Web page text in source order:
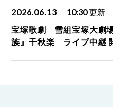
2026.06.13 10:30更新
宝塚歌劇 雪組宝塚大劇
族』千秋楽 ライブ中継